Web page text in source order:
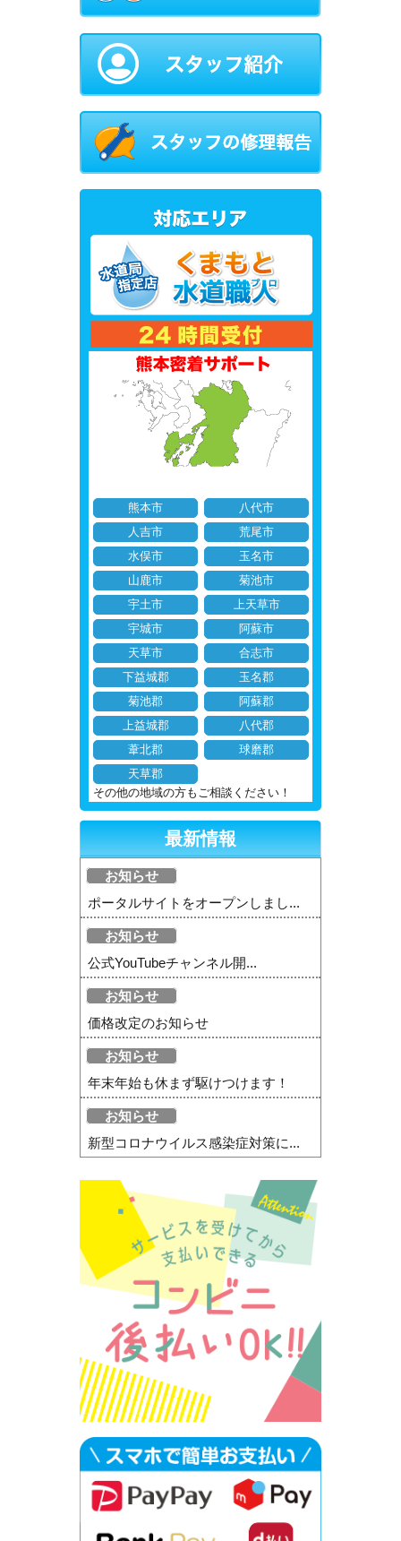
熊本市
八代市
人吉市
荒尾市
水俣市
玉名市
山鹿市
菊池市
宇土市
上天草市
宇城市
阿蘇市
天草市
合志市
下益城郡
玉名郡
菊池郡
阿蘇郡
上益城郡
八代郡
葦北郡
球磨郡
天草郡
その他の地域の方もご相談ください！
最新情報
お知らせ
ポータルサイトをオープンしまし...
お知らせ
公式YouTubeチャンネル開...
お知らせ
価格改定のお知らせ
お知らせ
年末年始も休まず駆けつけます！
お知らせ
新型コロナウイルス感染症対策に...